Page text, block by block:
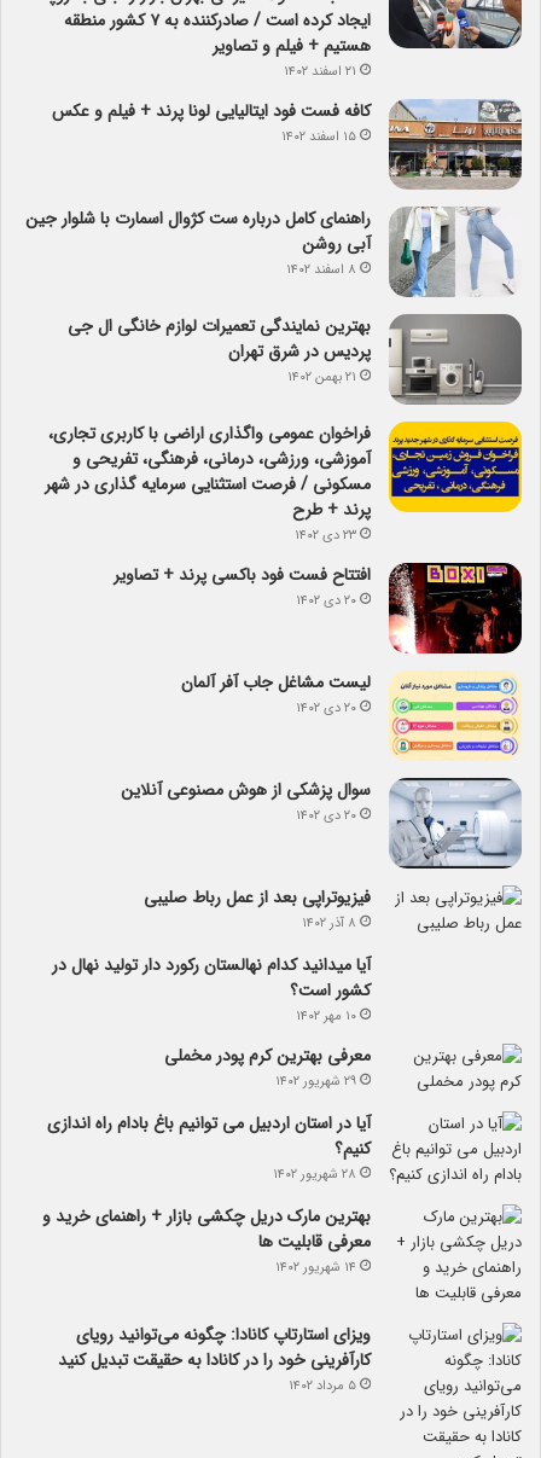
ایجاد کرده است / صادرکننده به ۷ کشور منطقه
هستیم + فیلم و تصاویر
۲۱ اسفند ۱۴۰۲
کافه فست فود ایتالیایی لونا پرند + فیلم و عکس
۱۵ اسفند ۱۴۰۲
راهنمای کامل درباره ست کژوال اسمارت با شلوار جین
آبی روشن
۸ اسفند ۱۴۰۲
بهترین نمایندگی تعمیرات لوازم خانگی ال جی
پردیس در شرق تهران
۲۱ بهمن ۱۴۰۲
فراخوان عمومی واگذاری اراضی با کاربری تجاری،
آموزشی، ورزشی، درمانی، فرهنگی، تفریحی و
مسکونی / فرصت استثنایی سرمایه گذاری در شهر
پرند + طرح
۲۳ دی ۱۴۰۲
افتتاح فست فود باکسی پرند + تصاویر
۲۰ دی ۱۴۰۲
لیست مشاغل جاب آفر آلمان
۲۰ دی ۱۴۰۲
سوال پزشکی از هوش مصنوعی آنلاین
۲۰ دی ۱۴۰۲
فیزیوتراپی بعد از عمل رباط صلیبی
۸ آذر ۱۴۰۲
آیا می­دانید کدام نهالستان رکورد دار تولید نهال­ در
کشور است؟
۱۰ مهر ۱۴۰۲
معرفی بهترین کرم پودر مخملی
۲۹ شهریور ۱۴۰۲
آیا در استان اردبیل می توانیم باغ بادام راه اندازی
کنیم؟
۲۸ شهریور ۱۴۰۲
بهترین مارک دریل چکشی بازار + راهنمای خرید و
معرفی قابلیت ها
۱۴ شهریور ۱۴۰۲
ویزای استارتاپ کانادا: چگونه می‌توانید رویای
کارآفرینی خود را در کانادا به حقیقت تبدیل کنید
۵ مرداد ۱۴۰۲